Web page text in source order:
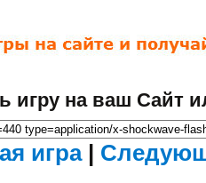
игру на ваш Сайт
игра|